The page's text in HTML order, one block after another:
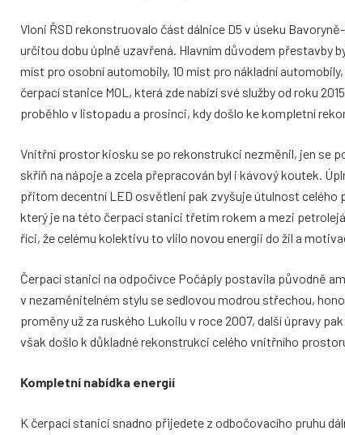
Vloni ŘSD rekonstruovalo část dálnice D5 v úseku
určitou dobu úplně uzavřená. Hlavním důvodem přestavby
míst pro osobní automobily, 10 míst pro nákladní
čerpací stanice MOL, která zde nabízí své služby od roku
proběhlo v listopadu a prosinci, kdy došlo ke kompletní
Vnitřní prostor kiosku se po rekonstrukci nezměnil, jen se
skříň na nápoje a zcela přepracován byl i kávový koutek.
přitom decentní LED osvětlení pak zvyšuje útulnost celého
který je na této čerpací stanici třetím rokem a mezi
říci, že celému kolektivu to vlilo novou energii do žil a
Čerpací stanici na odpočívce Počáply postavila původně
v nezaměnitelném stylu se sedlovou modrou střechou,
proměny už za ruského Lukoilu v roce 2007, další úpravy
však došlo k důkladné rekonstrukci celého vnitřního
Kompletní nabídka energií
K čerpací stanici snadno přijedete z odbočovacího pruhu